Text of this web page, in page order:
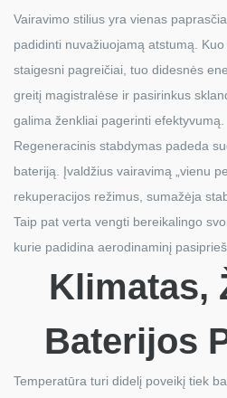
Vairavimo stilius yra vienas
padidinti nuvažiuojamą atstumą.
staigesni pagreičiai, tuo didesnės
greitį magistralėse ir pasirinkus
galima ženkliai pagerinti efektyvumą.
Regeneracinis stabdymas padeda
bateriją. Įvaldžius vairavimą „vienu
rekuperacijos režimus, sumažėja
Taip pat verta vengti bereikalingo
kurie padidina aerodinaminį
Klimatas,
Baterijos
Temperatūra turi didelį poveikį tiek